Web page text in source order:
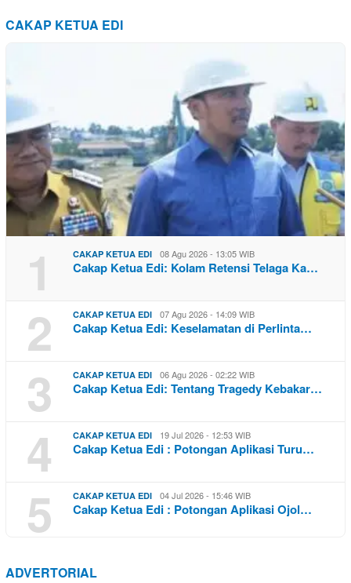
CAKAP KETUA EDI
1 CAKAP KETUA EDI 08 Agu 2026 - 13:05 WIB
Cakap Ketua Edi: Kolam Retensi Telaga Ka…
2 CAKAP KETUA EDI 07 Agu 2026 - 14:09 WIB
Cakap Ketua Edi: Keselamatan di Perlinta…
3 CAKAP KETUA EDI 06 Agu 2026 - 02:22 WIB
Cakap Ketua Edi: Tentang Tragedy Kebakar…
4 CAKAP KETUA EDI 19 Jul 2026 - 12:53 WIB
Cakap Ketua Edi : Potongan Aplikasi Turu…
5 CAKAP KETUA EDI 04 Jul 2026 - 15:46 WIB
Cakap Ketua Edi : Potongan Aplikasi Ojol…
ADVERTORIAL